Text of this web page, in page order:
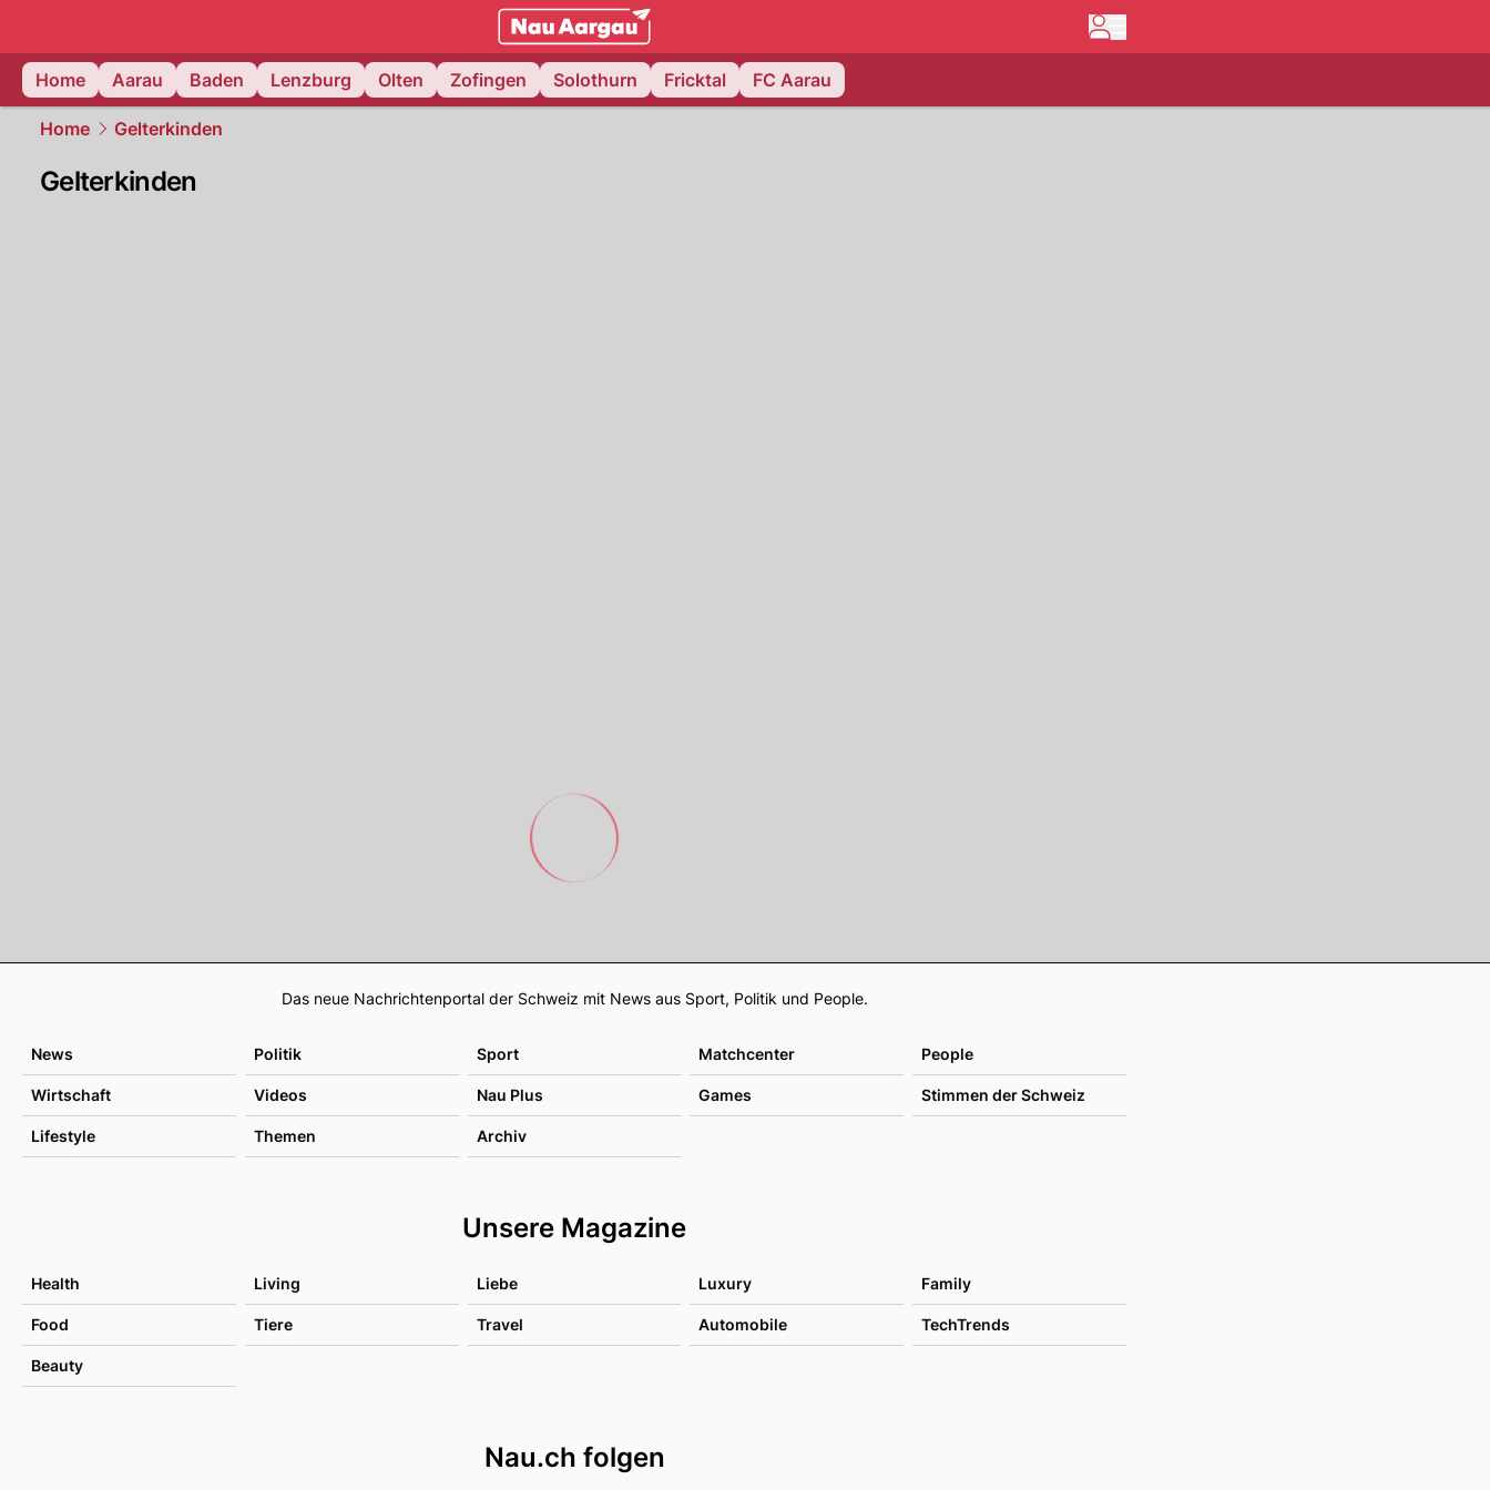
mittelland.NAU.ch
Home
Aarau Baden Lenzburg Olten Zofingen Solothurn Fricktal FC Aarau
Home Gelterkinden
Gelterkinden
Footer
Das neue Nachrichtenportal der Schweiz mit News aus Sport, Politik und People.
News Politik Sport Matchcenter People
Wirtschaft Videos Nau Plus Games Stimmen der Schweiz
Lifestyle Themen Archiv
Unsere Magazine
Health Living Liebe Luxury Family
Food Tiere Travel Automobile TechTrends
Beauty
Nau.ch folgen